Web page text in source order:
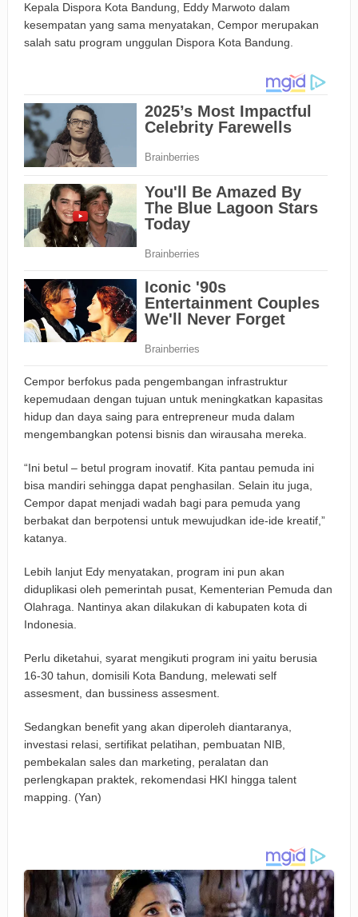
Kepala Dispora Kota Bandung, Eddy Marwoto dalam
kesempatan yang sama menyatakan, Cempor merupakan
salah satu program unggulan Dispora Kota Bandung.
Cempor berfokus pada pengembangan infrastruktur
kepemudaan dengan tujuan untuk meningkatkan kapasitas
hidup dan daya saing para entrepreneur muda dalam
mengembangkan potensi bisnis dan wirausaha mereka.
“Ini betul – betul program inovatif. Kita pantau pemuda ini
bisa mandiri sehingga dapat penghasilan. Selain itu juga,
Cempor dapat menjadi wadah bagi para pemuda yang
berbakat dan berpotensi untuk mewujudkan ide-ide kreatif,”
katanya.
Lebih lanjut Edy menyatakan, program ini pun akan
diduplikasi oleh pemerintah pusat, Kementerian Pemuda dan
Olahraga. Nantinya akan dilakukan di kabupaten kota di
Indonesia.
Perlu diketahui, syarat mengikuti program ini yaitu berusia
16-30 tahun, domisili Kota Bandung, melewati self
assesment, dan bussiness assesment.
Sedangkan benefit yang akan diperoleh diantaranya,
investasi relasi, sertifikat pelatihan, pembuatan NIB,
pembekalan sales dan marketing, peralatan dan
perlengkapan praktek, rekomendasi HKI hingga talent
mapping. (Yan)